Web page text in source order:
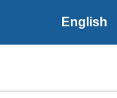
English